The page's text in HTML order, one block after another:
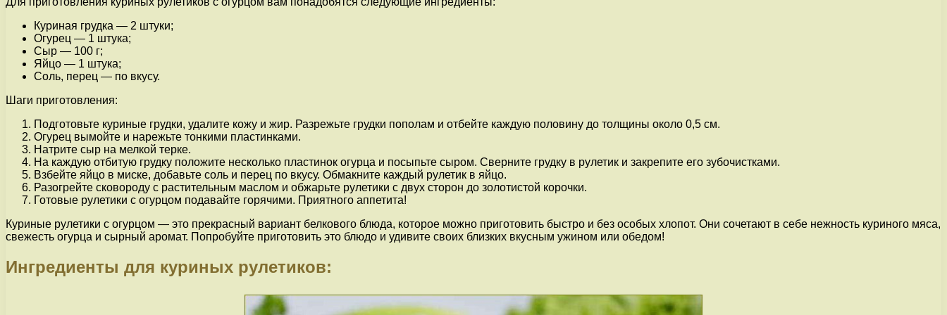
Куриная грудка — 2 штуки;
Огурец — 1 штука;
Сыр — 100 г;
Яйцо — 1 штука;
Соль, перец — по вкусу.
Шаги приготовления:
Подготовьте куриные грудки, удалите кожу и жир. Разрежьте грудки пополам и отбейте каждую половину до толщины около 0,5 см.
Огурец вымойте и нарежьте тонкими пластинками.
Натрите сыр на мелкой терке.
На каждую отбитую грудку положите несколько пластинок огурца и посыпьте сыром. Сверните грудку в рулетик и закрепите его зубочистками.
Взбейте яйцо в миске, добавьте соль и перец по вкусу. Обмакните каждый рулетик в яйцо.
Разогрейте сковороду с растительным маслом и обжарьте рулетики с двух сторон до золотистой корочки.
Готовые рулетики с огурцом подавайте горячими. Приятного аппетита!
Куриные рулетики с огурцом — это прекрасный вариант белкового блюда, которое можно приготовить быстро и без особых хлопот. Они сочетают в себе нежность куриного мяса,
свежесть огурца и сырный аромат. Попробуйте приготовить это блюдо и удивите своих близких вкусным ужином или обедом!
Ингредиенты для куриных рулетиков: